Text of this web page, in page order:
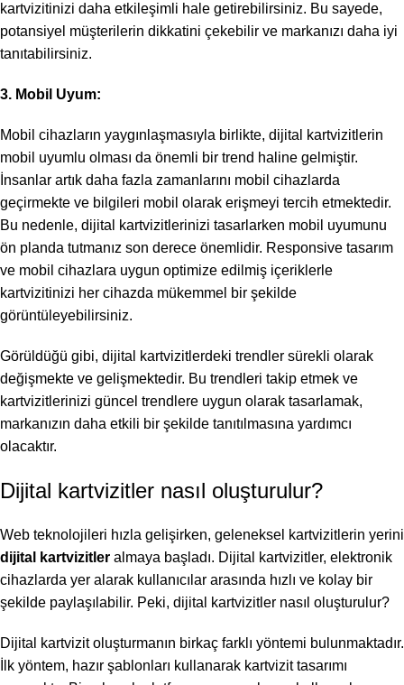
kartvizitinizi daha etkileşimli hale getirebilirsiniz. Bu sayede,
potansiyel müşterilerin dikkatini çekebilir ve markanızı daha iyi
tanıtabilirsiniz.
3. Mobil Uyum:
Mobil cihazların yaygınlaşmasıyla birlikte, dijital kartvizitlerin
mobil uyumlu olması da önemli bir trend haline gelmiştir.
İnsanlar artık daha fazla zamanlarını mobil cihazlarda
geçirmekte ve bilgileri mobil olarak erişmeyi tercih etmektedir.
Bu nedenle, dijital kartvizitlerinizi tasarlarken mobil uyumunu
ön planda tutmanız son derece önemlidir. Responsive tasarım
ve mobil cihazlara uygun optimize edilmiş içeriklerle
kartvizitinizi her cihazda mükemmel bir şekilde
görüntüleyebilirsiniz.
Görüldüğü gibi, dijital kartvizitlerdeki trendler sürekli olarak
değişmekte ve gelişmektedir. Bu trendleri takip etmek ve
kartvizitlerinizi güncel trendlere uygun olarak tasarlamak,
markanızın daha etkili bir şekilde tanıtılmasına yardımcı
olacaktır.
Dijital kartvizitler nasıl oluşturulur?
Web teknolojileri hızla gelişirken, geleneksel kartvizitlerin yerini
dijital kartvizitler almaya başladı. Dijital kartvizitler, elektronik
cihazlarda yer alarak kullanıcılar arasında hızlı ve kolay bir
şekilde paylaşılabilir. Peki, dijital kartvizitler nasıl oluşturulur?
Dijital kartvizit oluşturmanın birkaç farklı yöntemi bulunmaktadır.
İlk yöntem, hazır şablonları kullanarak kartvizit tasarımı